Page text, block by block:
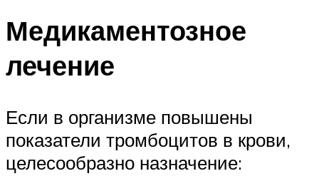
Медикаментозное
лечение
Если в организме повышены
показатели тромбоцитов в крови,
целесообразно назначение: